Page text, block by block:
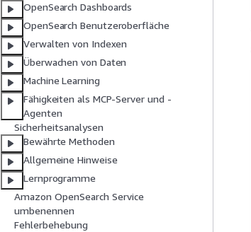
OpenSearch Dashboards
OpenSearch Benutzeroberfläche
Verwalten von Indexen
Überwachen von Daten
Machine Learning
Fähigkeiten als MCP-Server und -
Agenten
Sicherheitsanalysen
Bewährte Methoden
Allgemeine Hinweise
Lernprogramme
Amazon OpenSearch Service
umbenennen
Fehlerbehebung